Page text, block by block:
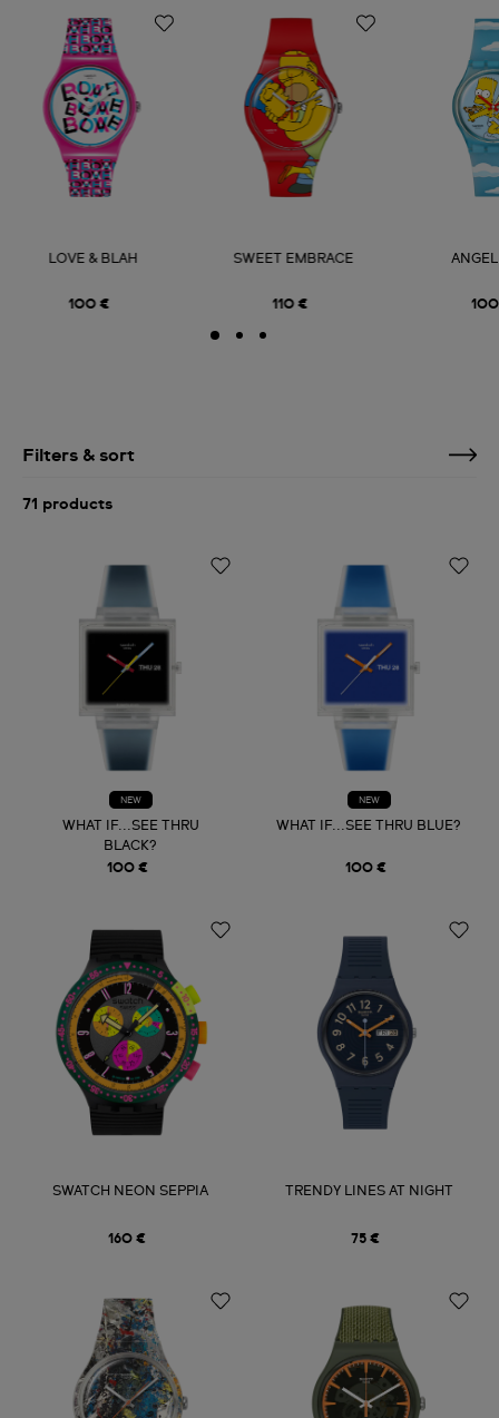
LOVE & BLAH
100 €
SWEET EMBRACE
110 €
Filters & sort
71 products
NEW
WHAT IF...SEE THRU
BLACK?
100 €
NEW
WHAT IF...SEE THRU BLUE?
100 €
SWATCH NEON SEPPIA
160 €
TRENDY LINES AT NIGHT
75 €